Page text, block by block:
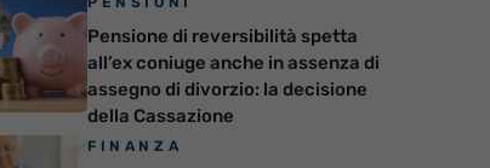
Pensione di reversibilità spetta
all’ex coniuge anche in assenza di
assegno di divorzio: la decisione
della Cassazione
FINANZA